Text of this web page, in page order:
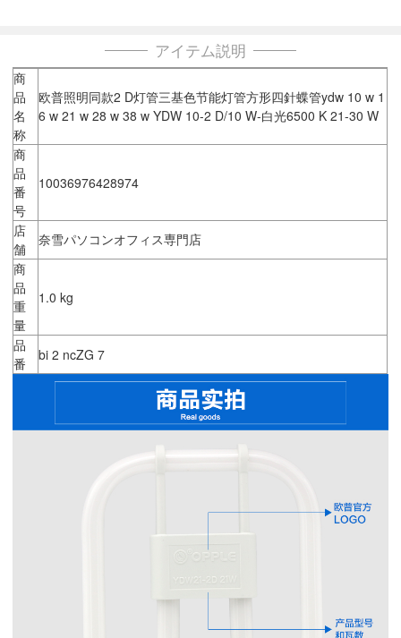
アイテム説明
商
品
名
称
欧普照明同款2 D灯管三基色节能灯管方形四針蝶管ydw 10 w 1
6 w 21 w 28 w 38 w YDW 10-2 D/10 W-白光6500 K 21-30 W
商
品
番
号
10036976428974
店
舗
奈雪パソコンオフィス専門店
商
品
重
量
1.0 kg
品
番
bi 2 ncZG 7